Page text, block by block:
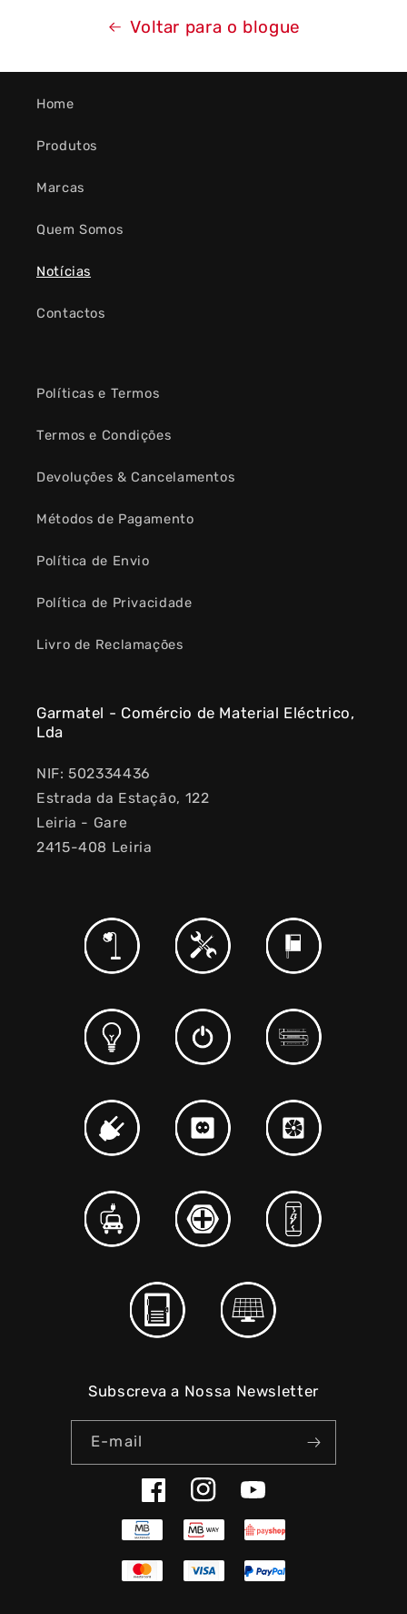
Voltar para o blogue
Home
Produtos
Marcas
Quem Somos
Notícias
Contactos
Políticas e Termos
Termos e Condições
Devoluções & Cancelamentos
Métodos de Pagamento
Política de Envio
Política de Privacidade
Livro de Reclamações
Garmatel - Comércio de Material Eléctrico,
Lda
NIF: 502334436
Estrada da Estação, 122
Leiria - Gare
2415-408 Leiria
Subscreva a Nossa Newsletter
E-mail
FacebookInstagramYouTube